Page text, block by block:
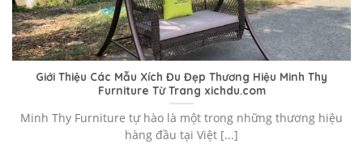
Giới Thiệu Các Mẫu Xích Đu Đẹp Thương Hiệu Minh Thy
Furniture Từ Trang xichdu.com
Minh Thy Furniture tự hào là một trong những thương hiệu
hàng đầu tại Việt [...]